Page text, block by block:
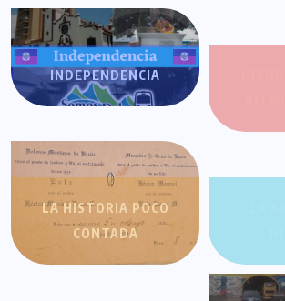
INDEPENDENCIA
LA HISTORIA POCO
CONTADA